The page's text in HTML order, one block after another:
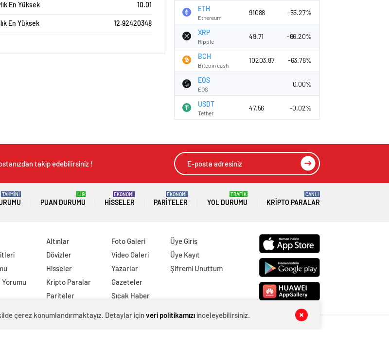
En Yüksek 10.01
En Yüksek 12.92420348
ETH
Ethereum
91088 -55.27%
XRP
Ripple
49.71 -66.20%
BCH
Bitcoin cash
10203.87 -63.78%
EOS
EOS
0.00%
USDT
Tether
47.56 -0.02%
takip edebilirsiniz !
TAHMİNİ
PUAN DURUMU
LİG
HISSELER
EKONOMİ
PARITELER
EKONOMİ
YOL DURUMU
TRAFİK
KRIPTO PARALAR
CANLI
Yorumu
Altınlar
Dövizler
Hisseler
Kripto Paralar
Pariteler
Foto Galeri
Video Galeri
Yazarlar
Gazeteler
Sıcak Haber
Üye Giriş
Üye Kayıt
Şifremi Unuttum
çerez konumlandırmaktayız. Detaylar için veri politikamızıinceleyebilirsiniz.